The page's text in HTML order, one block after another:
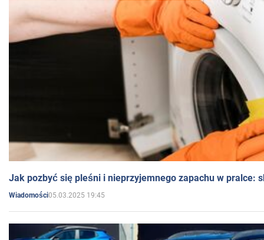
Jak pozbyć się pleśni i nieprzyjemnego zapachu w pralce:
Wiadomości05.03.2025 19:45